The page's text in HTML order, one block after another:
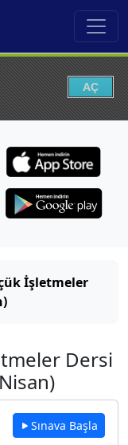
AÇ
İşletmeler
Dersi
Sınava Başla